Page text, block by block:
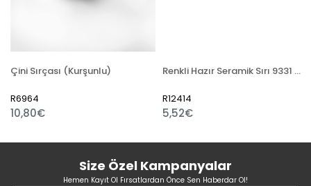
Çini Sırçası (Kurşunlu)
R6964
10,80€
Renkli Hazır Seramik Sırı 9331 Moss Turkuaz
R12414
5,52€
Size Özel Kampanyalar
Hemen Kayıt Ol Fırsatlardan Önce Sen Haberdar Ol!